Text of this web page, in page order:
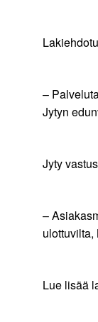
–
Jytyn
Jyty
–
ulottuvilta,
Lue lisää